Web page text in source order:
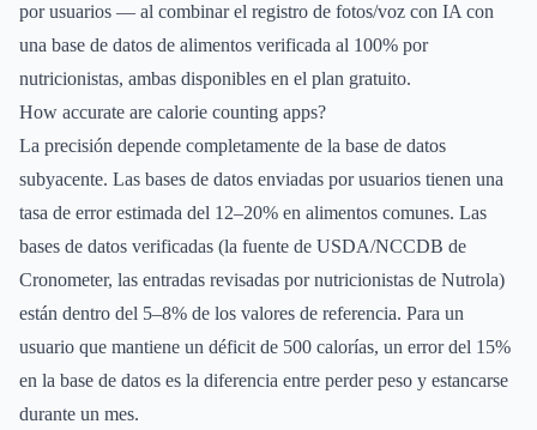
por usuarios — al combinar el registro de fotos/voz con IA con
una base de datos de alimentos verificada al 100% por
nutricionistas, ambas disponibles en el plan gratuito.
How accurate are calorie counting apps?
La precisión depende completamente de la base de datos
subyacente. Las bases de datos enviadas por usuarios tienen una
tasa de error estimada del 12–20% en alimentos comunes. Las
bases de datos verificadas (la fuente de USDA/NCCDB de
Cronometer, las entradas revisadas por nutricionistas de Nutrola)
están dentro del 5–8% de los valores de referencia. Para un
usuario que mantiene un déficit de 500 calorías, un error del 15%
en la base de datos es la diferencia entre perder peso y estancarse
durante un mes.